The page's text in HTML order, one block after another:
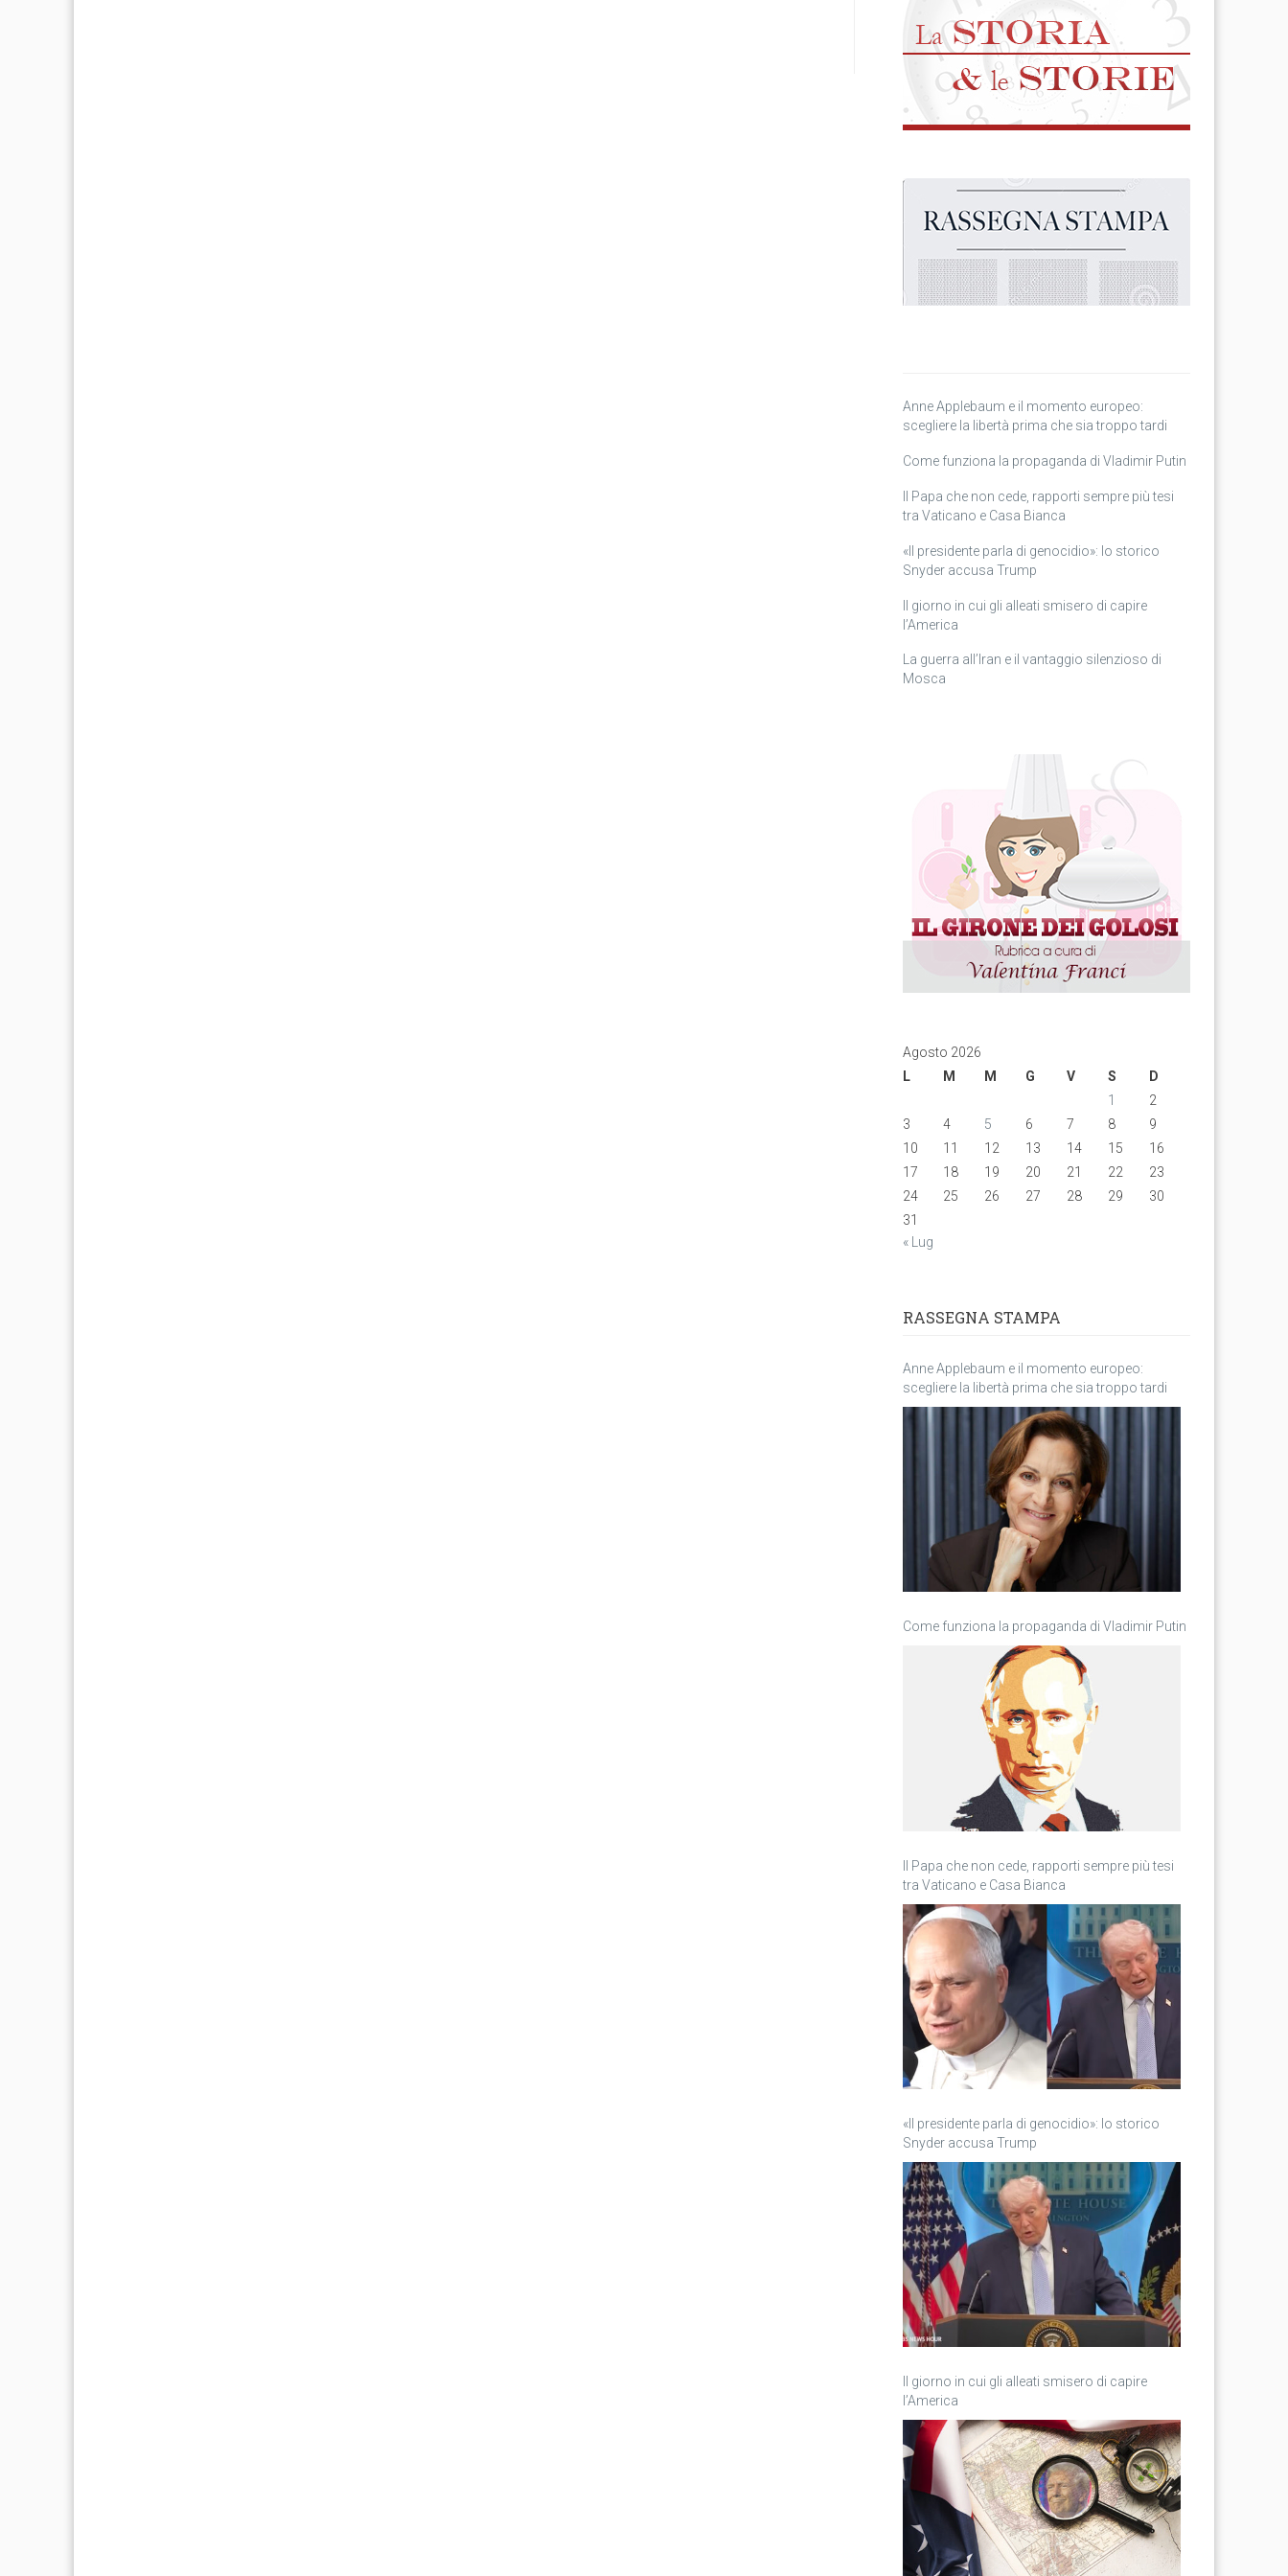
Anne Applebaum e il momento europeo:
scegliere la libertà prima che sia troppo tardi
Come funziona la propaganda di Vladimir Putin
Il Papa che non cede, rapporti sempre più tesi
tra Vaticano e Casa Bianca
«Il presidente parla di genocidio»: lo storico
Snyder accusa Trump
Il giorno in cui gli alleati smisero di capire
l’America
La guerra all’Iran e il vantaggio silenzioso di
Mosca
Agosto 2026
L
M M G V S
D
1
2
3
4 5 6 7 8
9
10
11 12 13 14 15
16
17
18 19 20 21 22
23
24
25 26 27 28 29
30
31
« Lug
RASSEGNA STAMPA
Anne Applebaum e il momento europeo:
scegliere la libertà prima che sia troppo tardi
Come funziona la propaganda di Vladimir Putin
Il Papa che non cede, rapporti sempre più tesi
tra Vaticano e Casa Bianca
«Il presidente parla di genocidio»: lo storico
Snyder accusa Trump
Il giorno in cui gli alleati smisero di capire
l’America